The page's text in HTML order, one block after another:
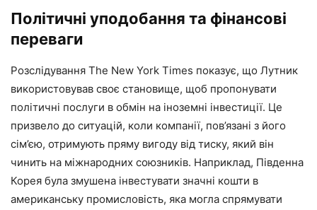
Політичні уподобання та фінансові
переваги
Розслідування The New York Times показує, що Лутник
використовував своє становище, щоб пропонувати
політичні послуги в обмін на іноземні інвестиції. Це
призвело до ситуацій, коли компанії, пов’язані з його
сім’єю, отримують пряму вигоду від тиску, який він
чинить на міжнародних союзників. Наприклад, Південна
Корея була змушена інвестувати значні кошти в
американську промисловість, яка могла спрямувати